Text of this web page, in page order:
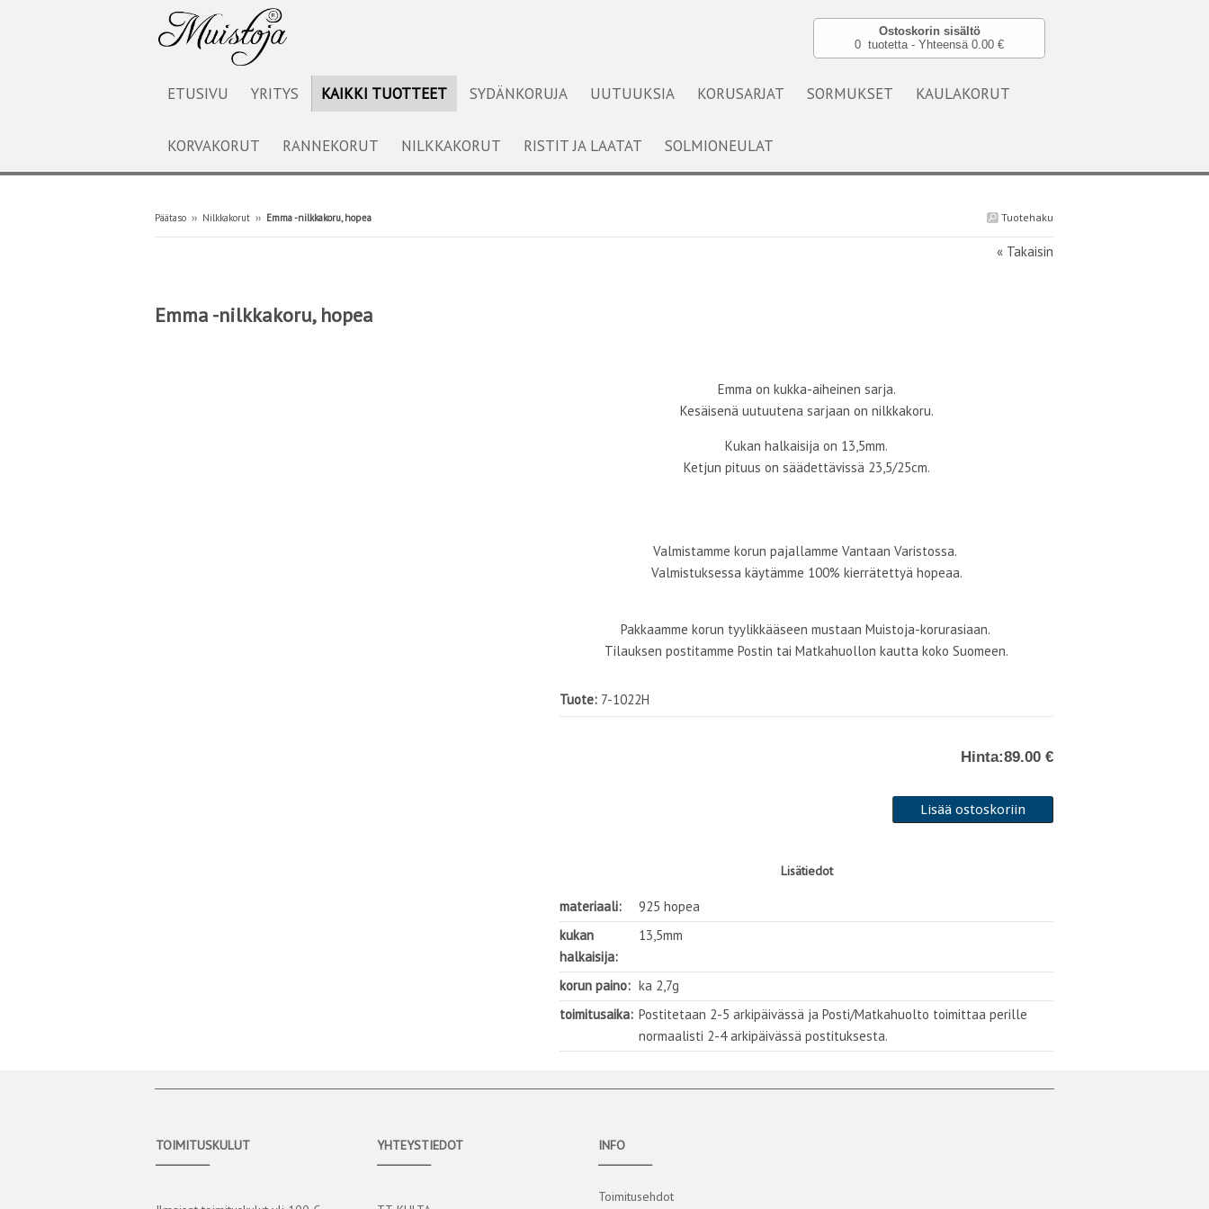
Ostoskorin sisältö
0 tuotetta - Yhteensä 0.00 €
ETUSIVU YRITYS KAIKKI TUOTTEET SYDÄNKORUJA UUTUUKSIA KORUSARJAT SORMUKSET KAULAKORUT
KORVAKORUT RANNEKORUT NILKKAKORUT RISTIT JA LAATAT SOLMIONEULAT
Tuotehaku
Päätaso ›› Nilkkakorut ›› Emma -nilkkakoru, hopea
« Takaisin
Emma -nilkkakoru, hopea
Emma on kukka-aiheinen sarja.
Kesäisenä uutuutena sarjaan on nilkkakoru.
Kukan halkaisija on 13,5mm.
Ketjun pituus on säädettävissä 23,5/25cm.
Valmistamme korun pajallamme Vantaan Varistossa.
Valmistuksessa käytämme 100% kierrätettyä hopeaa.
Pakkaamme korun tyylikkääseen mustaan Muistoja-korurasiaan.
Tilauksen postitamme Postin tai Matkahuollon kautta koko Suomeen.
Tuote: 7-1022H
Hinta:89.00 €
Lisätiedot
materiaali:
925 hopea
kukan
halkaisija:
13,5mm
korun paino: ka 2,7g
toimitusaika: Postitetaan 2-5 arkipäivässä ja Posti/Matkahuolto toimittaa perille
normaalisti 2-4 arkipäivässä postituksesta.
TOIMITUSKULUT
YHTEYSTIEDOT
INFO
Toimitusehdot